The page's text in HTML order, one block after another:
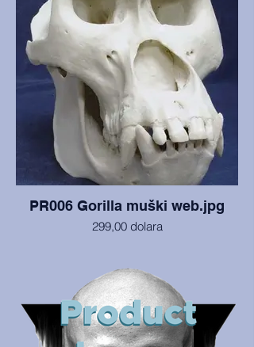
PR006 Gorilla muški web.jpg
299,00 dolara
Sveučilišta Northern Illinois, DeKalb.